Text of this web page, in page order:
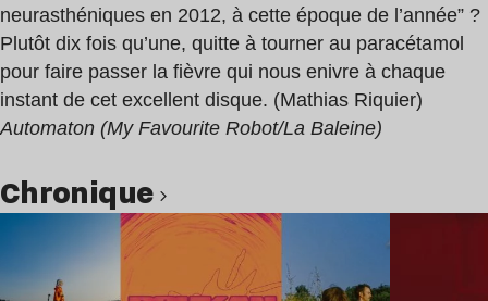
neurasthéniques en 2012, à cette époque de l’année” ?
Plutôt dix fois qu’une, quitte à tourner au paracétamol
pour faire passer la fièvre qui nous enivre à chaque
instant de cet excellent disque. (Mathias Riquier)
Automaton (My Favourite Robot/La Baleine)
chronique
Lire l’article